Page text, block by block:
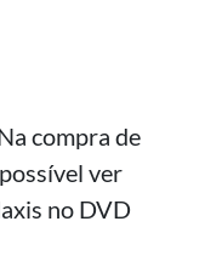
compra de
ver
no DVD